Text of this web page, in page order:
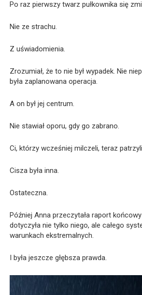
Po raz pierwszy twarz pułkownika się
Nie ze strachu.
Z uświadomienia.
Zrozumiał, że to nie był wypadek. Nie
była zaplanowana operacja.
A on był jej centrum.
Nie stawiał oporu, gdy go zabrano.
Ci, którzy wcześniej milczeli, teraz
Cisza była inna.
Ostateczna.
Później Anna przeczytała raport końcowy
dotyczyła nie tylko niego, ale całego
warunkach ekstremalnych.
I była jeszcze głębsza prawda.